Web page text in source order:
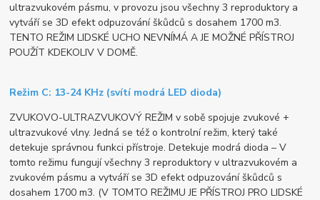
ultrazvukovém pásmu, v provozu jsou všechny 3 reproduktory a
vytváří se 3D efekt odpuzování škůdců s dosahem 1700 m3.
TENTO REŽIM LIDSKÉ UCHO NEVNÍMÁ A JE MOŽNÉ PŘÍSTROJ
POUŽÍT KDEKOLIV V DOMĚ.
Režim C: 13-24 KHz (svítí modrá LED dioda)
ZVUKOVO-ULTRAZVUKOVÝ REŽIM v sobě spojuje zvukové +
ultrazvukové vlny. Jedná se též o kontrolní režim, který také
detekuje správnou funkci přístroje. Detekuje modrá dioda – V
tomto režimu fungují všechny 3 reproduktory v ultrazvukovém a
zvukovém pásmu a vytváří se 3D efekt odpuzování škůdců s
dosahem 1700 m3. (V TOMTO REŽIMU JE PŘÍSTROJ PRO LIDSKÉ